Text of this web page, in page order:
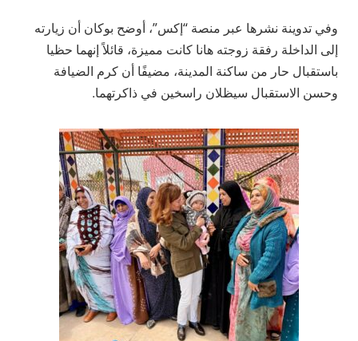
وفي تدوينة نشرها عبر منصة “إكس”، أوضح بوكان أن زيارته
إلى الداخلة رفقة زوجته هانا كانت مميزة، قائلاً إنهما حظيا
باستقبال حار من ساكنة المدينة، مضيفًا أن كرم الضيافة
وحسن الاستقبال سيظلان راسخين في ذاكرتهما.